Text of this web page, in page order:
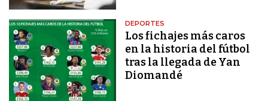
DEPORTES
Los fichajes más caros
en la historia del fútbol
tras la llegada de Yan
Diomandé